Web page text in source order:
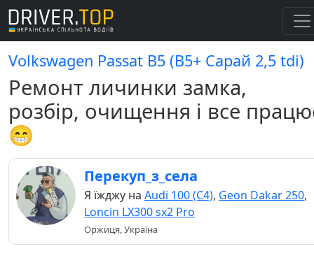
Volkswagen Passat B5 (B5+ Сарай 2,5 tdi)
Ремонт личинки замка,
розбір, очищення і все
😁
Перекуп_з_села
Я їжджу на Audi 100 (C4), Geon Dakar 250,
Loncin LX300 sx2 Pro
Оржиця, Україна